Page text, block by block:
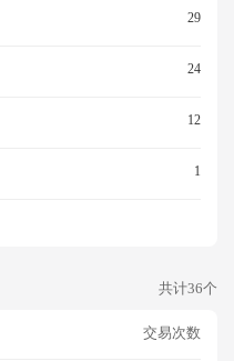
29
24
12
1
共计36个
交易次数